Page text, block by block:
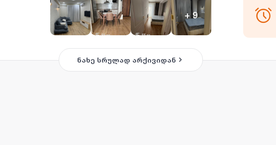
+9
ნახე სრულად არქივიდან